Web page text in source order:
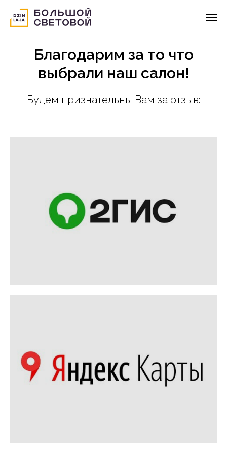
Благодарим за то что
выбрали наш салон!
Будем признательны Вам за отзыв: